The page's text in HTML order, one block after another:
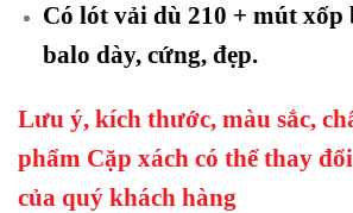
Có lót vải dù 210 + mút xốp
balo dày, cứng, đẹp.
Lưu ý, kích thước, màu sắc,
phẩm Cặp xách có thể thay
của quý khách hàng